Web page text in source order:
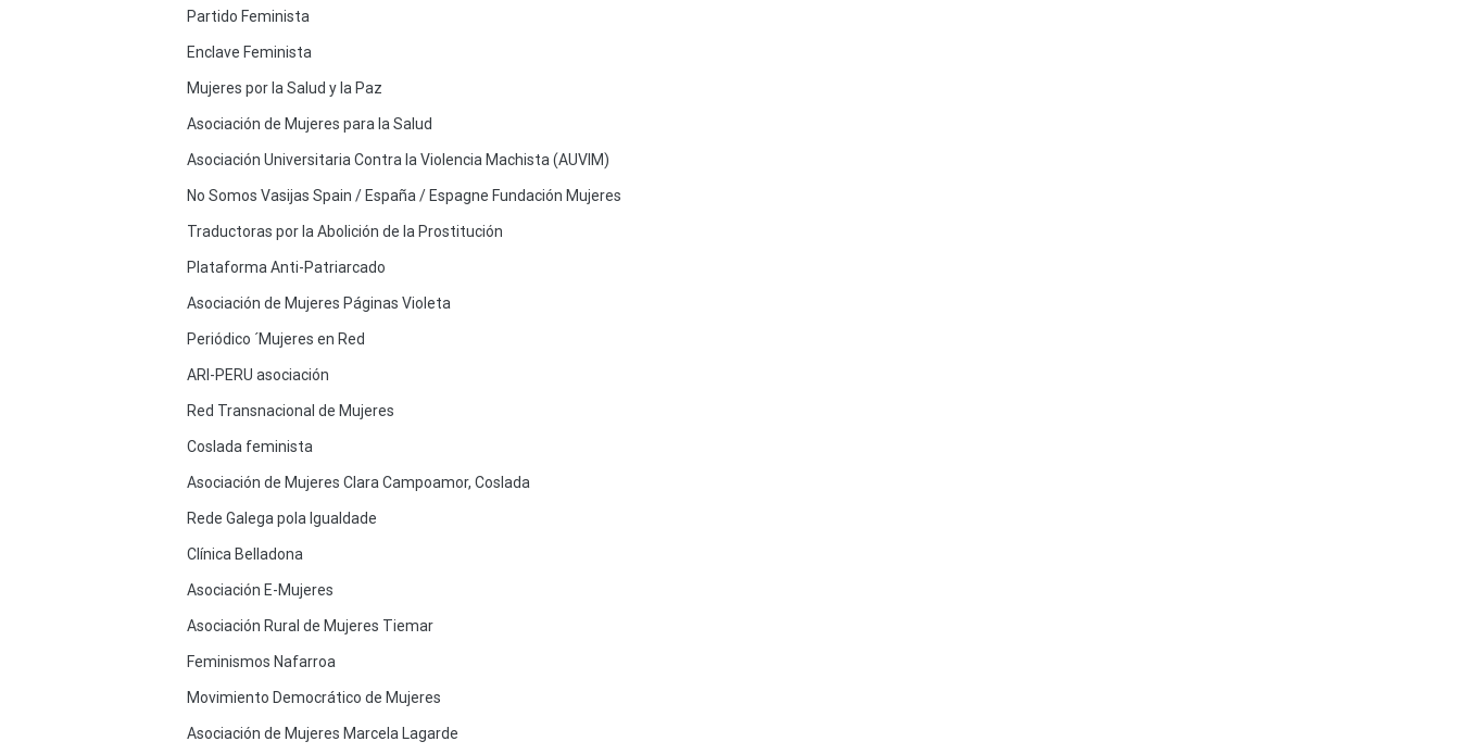
Partido Feminista
Enclave Feminista
Mujeres por la Salud y la Paz
Asociación de Mujeres para la Salud
Asociación Universitaria Contra la Violencia Machista (AUVIM)
No Somos Vasijas Spain / España / Espagne Fundación Mujeres
Traductoras por la Abolición de la Prostitución
Plataforma Anti-Patriarcado
Asociación de Mujeres Páginas Violeta
Periódico ´Mujeres en Red
ARI-PERU asociación
Red Transnacional de Mujeres
Coslada feminista
Asociación de Mujeres Clara Campoamor, Coslada
Rede Galega pola Igualdade
Clínica Belladona
Asociación E-Mujeres
Asociación Rural de Mujeres Tiemar
Feminismos Nafarroa
Movimiento Democrático de Mujeres
Asociación de Mujeres Marcela Lagarde